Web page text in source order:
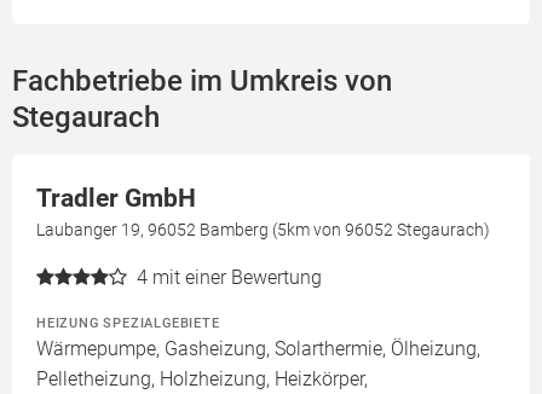
Fachbetriebe im Umkreis von
Stegaurach
Tradler GmbH
Laubanger 19, 96052 Bamberg (5km von 96052 Stegaurach)
4 mit einer Bewertung
HEIZUNG SPEZIALGEBIETE
Wärmepumpe, Gasheizung, Solarthermie, Ölheizung,
Pelletheizung, Holzheizung, Heizkörper,